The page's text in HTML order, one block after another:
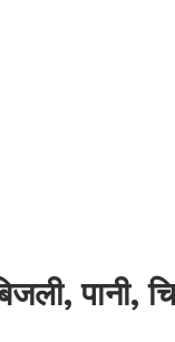
पानी,